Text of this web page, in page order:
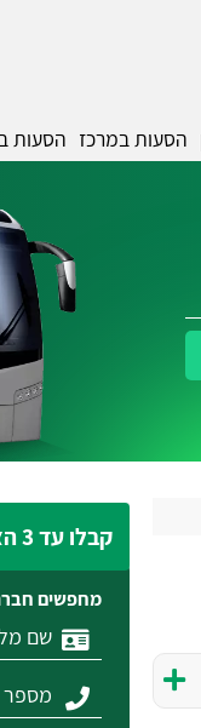
הסעות במרכז הסעות
קבלו עד 3 הצעות מחיר
מחפשים